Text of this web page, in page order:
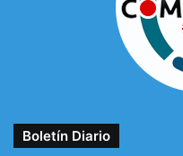
Boletín Diario